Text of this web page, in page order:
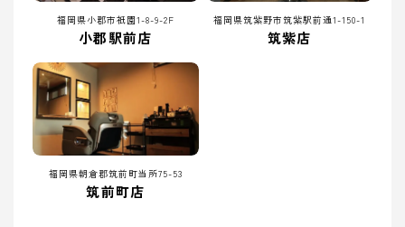
福岡県小郡市祇園1-8-9-2F
小郡駅前店
福岡県筑紫野市筑紫駅前通1-150-1
筑紫店
福岡県朝倉郡筑前町当所75-53
筑前町店